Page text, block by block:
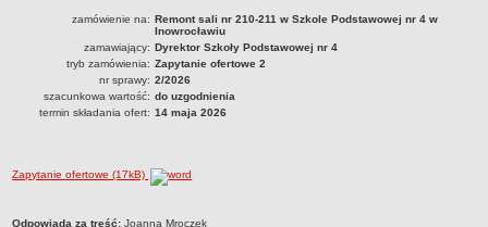
Zarządzenia 2014
Zarządzenia 2015
Zarządzenia 2016
Zarządzenia 2017
Zarządzenia 2020
zamówienie na: Remont sali nr 210-211 w Szkole Podstawowej nr 4 w
Inowrocławiu
zamawiający: Dyrektor Szkoły Podstawowej nr 4
tryb zamówienia: Zapytanie ofertowe 2
nr sprawy: 2/2026
szacunkowa wartość: do uzgodnienia
termin składania ofert: 14 maja 2026
Zapytanie ofertowe (17kB)
metryczka
Odpowiada za treść: Joanna Mroczek